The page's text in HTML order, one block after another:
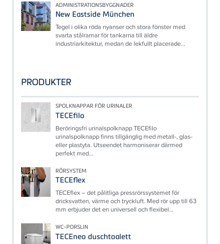
ADMINISTRATIONSBYGGNADER
New Eastside München
Tegel i olika röda nyanser och stora fönster med
svarta stålramar för tankarna till äldre
industriarkitektur, medan de lekfullt placerade...
PRODUKTER
SPOLKNAPPAR FÖR URINALER
TECEfilo
Beröringsfri urinalspolknapp TECEfilo
urinalspolknapp finns tillgänglig med metall-, glas-
eller plastyta. Utseendet harmoniserar därmed
perfekt med...
RÖRSYSTEM
TECEflex
TECEflex – det pålitliga pressrörssystemet för
dricksvatten, värme och tryckluft. Med rör upp till 63
mm erbjuder det en universell och flexibel...
WC-PORSLIN
TECEneo duschtoalett